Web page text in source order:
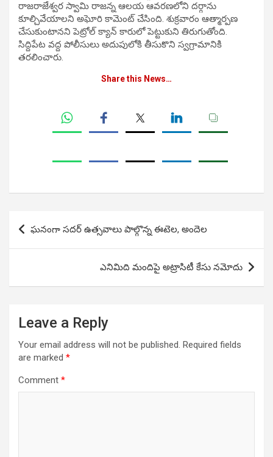
రాజరాజేశ్వర స్వామి రాజన్న ఆలయ ఆవరణలోని దర్గాను
కూల్చివేయాలని అఘోరి కామెంట్ చేసింది. శుక్రవారం ఆత్మార్పణ
చేసుకుంటానని పెట్రోల్ క్యాన్ కారులో పెట్టుకుని తిరుగుతోంది.
సిద్దిపేట వద్ద పోలీసులు అదుపులోకి తీసుకొని స్వగ్రామానికి
తరలించారు.
Share this News…
Post
navigation
ఘనంగా సదర్ ఉత్సవాలు పాల్గొన్న ఈటెల, అందెల
ఎనిమిది మందిపై అట్రాసిటీ కేసు నమోదు
Leave a Reply
Your email address will not be published. Required fields
are marked *
Comment *